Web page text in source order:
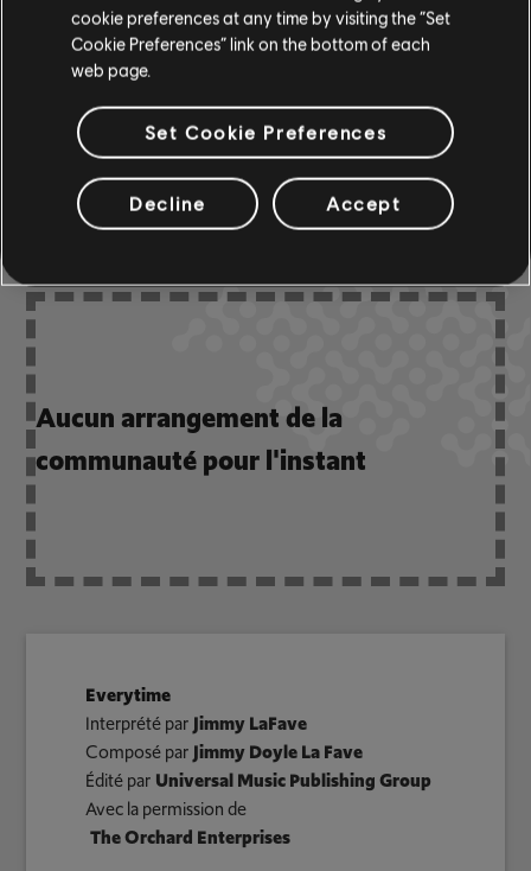
Accords basse ARCHI
ARRANGEMENTS DE LA
COMMUNAUTÉ
Aucun arrangement de la
communauté pour l'instant
Everytime
Interprété parJimmy LaFave
Composé parJimmy Doyle La Fave
Édité par Universal Music Publishing Group
Avec la permission de
The Orchard Enterprises
cookie preferences at any time by visiting the “Set
Cookie Preferences” link on the bottom of each
web page.
Set Cookie Preferences
Decline Accept